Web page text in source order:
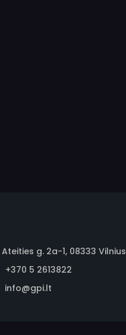
Ateities g. 2a-1, 08333 Vilnius
+370 5 2613822
info@gpi.lt